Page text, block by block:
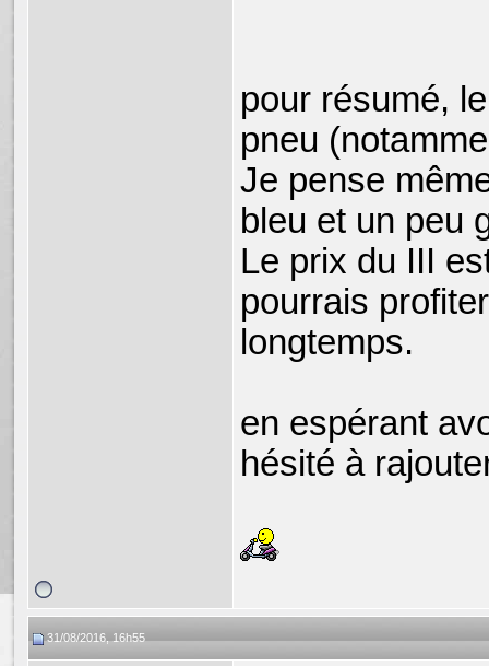
pour résumé,
pneu
Je pense
bleu et un peu
Le prix du III
pourrais
longtemps.
en espérant
hésité à
31/08/2016, 16h55